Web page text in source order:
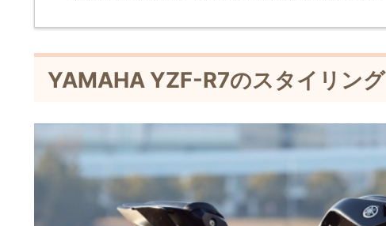
YAMAHA YZF-R7のスタイリング